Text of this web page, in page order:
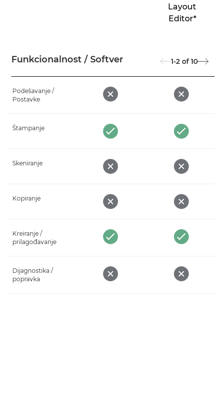
Funkcionalnost / Softver
Layout
Editor*
1-2 of 10
Podešavanje /
Postavke
Štampanje
Skeniranje
Kopiranje
Kreiranje /
prilagođavanje
Dijagnostika /
popravka